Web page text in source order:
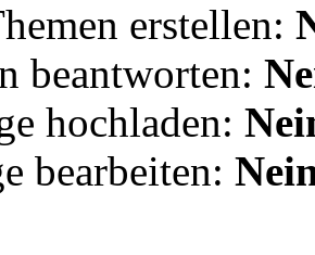
erstellen:
beantworten:
hochladen:
bearbeiten: